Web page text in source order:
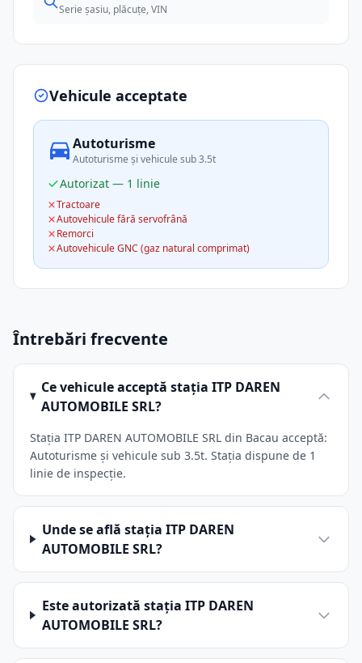
Serie șasiu, plăcuțe, VIN
Vehicule acceptate
Autoturisme
Autoturisme și vehicule sub 3.5t
Autorizat — 1 linie
Tractoare
Autovehicule fără servofrână
Remorci
Autovehicule GNC (gaz natural comprimat)
Întrebări frecvente
Ce vehicule acceptă stația ITP DAREN
AUTOMOBILE SRL?
Stația ITP DAREN AUTOMOBILE SRL din Bacau acceptă:
Autoturisme și vehicule sub 3.5t. Stația dispune de 1
linie de inspecție.
Unde se află stația ITP DAREN
AUTOMOBILE SRL?
Este autorizată stația ITP DAREN
AUTOMOBILE SRL?